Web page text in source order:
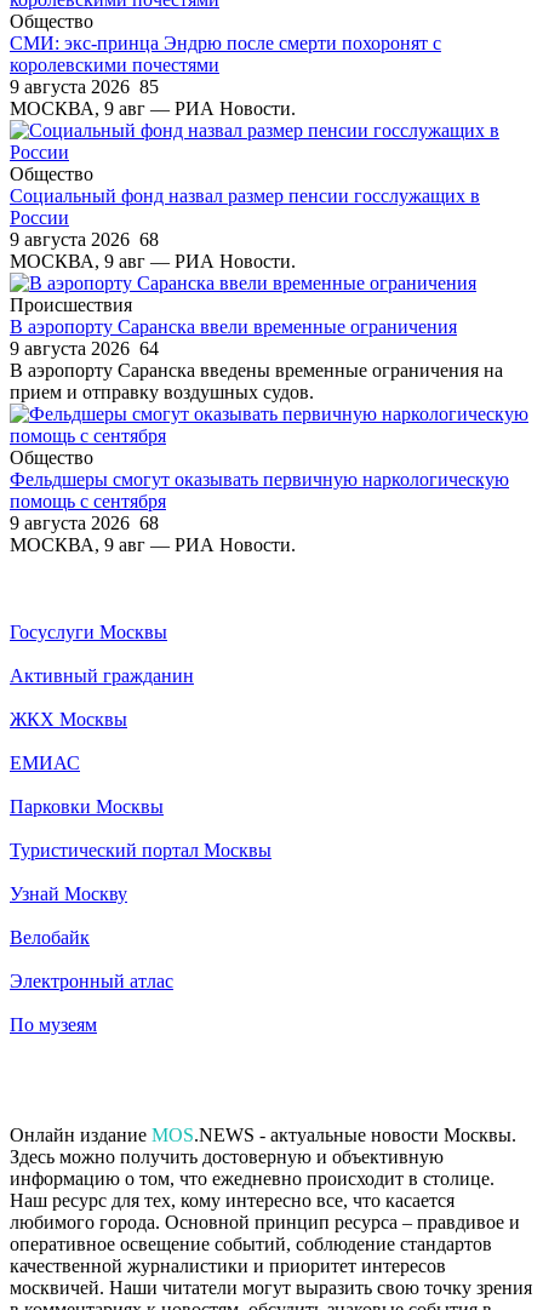
Общество
СМИ: экс-принца Эндрю после смерти похоронят с
королевскими почестями
9 августа 2026 85
МОСКВА, 9 авг — РИА Новости.
Общество
Социальный фонд назвал размер пенсии госслужащих в
России
9 августа 2026 68
МОСКВА, 9 авг — РИА Новости.
Происшествия
В аэропорту Саранска ввели временные ограничения
9 августа 2026 64
В аэропорту Саранска введены временные ограничения на
прием и отправку воздушных судов.
Общество
Фельдшеры смогут оказывать первичную наркологическую
помощь с сентября
9 августа 2026 68
МОСКВА, 9 авг — РИА Новости.
Госуслуги Москвы
Активный гражданин
ЖКХ Москвы
ЕМИАС
Парковки Москвы
Туристический портал Москвы
Узнай Москву
Велобайк
Электронный атлас
По музеям
Онлайн издание MOS.NEWS - актуальные новости Москвы.
Здесь можно получить достоверную и объективную
информацию о том, что ежедневно происходит в столице.
Наш ресурс для тех, кому интересно все, что касается
любимого города. Основной принцип ресурса – правдивое и
оперативное освещение событий, соблюдение стандартов
качественной журналистики и приоритет интересов
москвичей. Наши читатели могут выразить свою точку зрения